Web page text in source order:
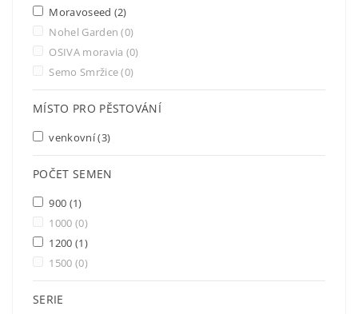
Moravoseed (2)
Nohel Garden(0)
OSIVA moravia (0)
Semo Smržice(0)
MÍSTO PRO PĚSTOVÁNÍ
venkovní(3)
POČET SEMEN
900 (1)
1000 (0)
1200 (1)
1500 (0)
SERIE